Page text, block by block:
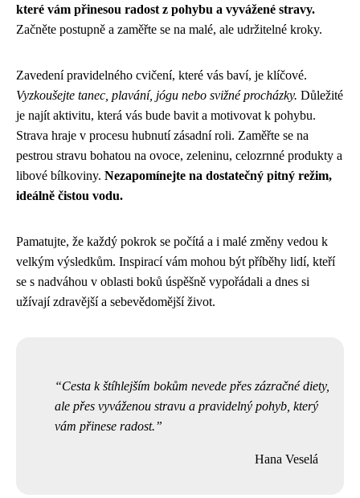
které vám přinesou radost z pohybu a vyvážené stravy.
Začněte postupně a zaměřte se na malé, ale udržitelné kroky.
Zavedení pravidelného cvičení, které vás baví, je klíčové.
Vyzkoušejte tanec, plavání, jógu nebo svižné procházky. Důležité
je najít aktivitu, která vás bude bavit a motivovat k pohybu.
Strava hraje v procesu hubnutí zásadní roli. Zaměřte se na
pestrou stravu bohatou na ovoce, zeleninu, celozrnné produkty a
libové bílkoviny. Nezapomínejte na dostatečný pitný režim,
ideálně čistou vodu.
Pamatujte, že každý pokrok se počítá a i malé změny vedou k
velkým výsledkům. Inspirací vám mohou být příběhy lidí, kteří
se s nadváhou v oblasti boků úspěšně vypořádali a dnes si
užívají zdravější a sebevědomější život.
Cesta k štíhlejším bokům nevede přes zázračné diety,
ale přes vyváženou stravu a pravidelný pohyb, který
vám přinese radost.
Hana Veselá